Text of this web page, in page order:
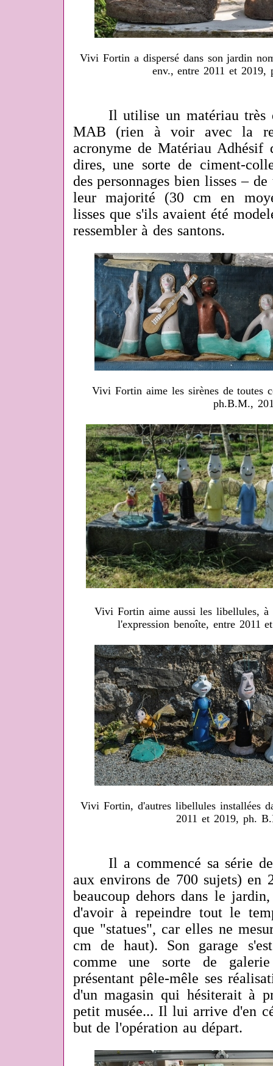
Vivi Fortin a dispersé dans son jardin
env., entre 2011 et
Il utilise un matériau très
MAB (rien à voir avec la
acronyme de Matériau Adhésif
dires, une sorte de ciment-
des personnages bien lisses –
leur majorité (30 cm en
lisses que s'ils avaient été
ressembler à des santons.
Vivi Fortin aime les sirènes de toutes
ph.B.M.,
Vivi Fortin aime aussi les libellules, à
l'expression benoîte, entre 2011
Vivi Fortin, d'autres libellules installées
2011 et 2019, ph.
Il a commencé sa série de
aux environs de 700 sujets) en
beaucoup dehors dans le
d'avoir à repeindre tout le
que "statues", car elles ne
cm de haut). Son garage
comme une sorte de
présentant pêle-mêle ses
d'un magasin qui hésiterait à
petit musée... Il lui arrive d'en
but de l'opération au départ.